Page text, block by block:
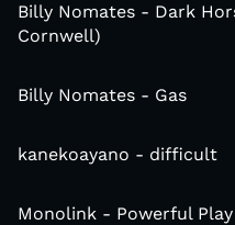
Billy Nomates - Dark
Cornwell)
Billy Nomates - Gas
kanekoayano - difficult
Monolink - Powerful